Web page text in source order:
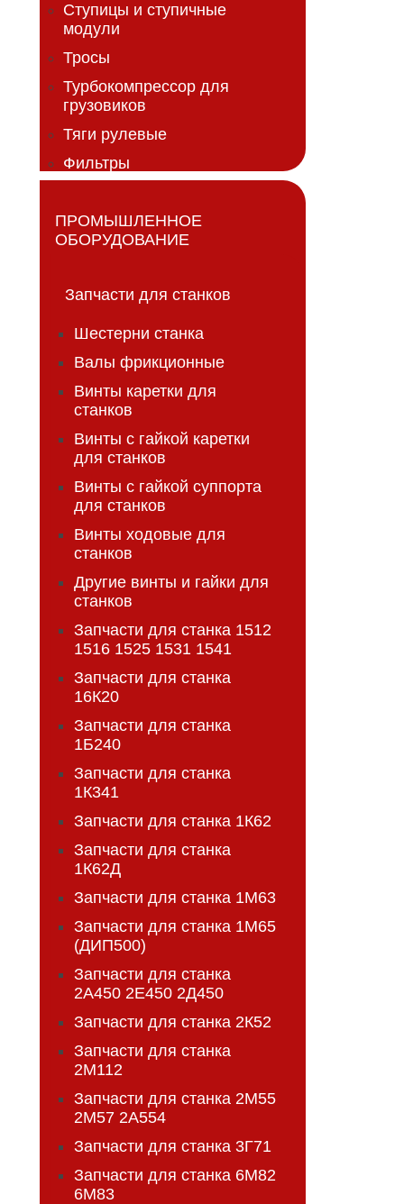
Ступицы и ступичные
модули
Тросы
Турбокомпрессор для
грузовиков
Тяги рулевые
Фильтры
ПРОМЫШЛЕННОЕ
ОБОРУДОВАНИЕ
Запчасти для станков
Шестерни станка
Валы фрикционные
Винты каретки для
станков
Винты с гайкой каретки
для станков
Винты с гайкой суппорта
для станков
Винты ходовые для
станков
Другие винты и гайки для
станков
Запчасти для станка 1512
1516 1525 1531 1541
Запчасти для станка
16К20
Запчасти для станка
1Б240
Запчасти для станка
1К341
Запчасти для станка 1К62
Запчасти для станка
1К62Д
Запчасти для станка 1М63
Запчасти для станка 1М65
(ДИП500)
Запчасти для станка
2А450 2Е450 2Д450
Запчасти для станка 2К52
Запчасти для станка
2М112
Запчасти для станка 2М55
2М57 2А554
Запчасти для станка 3Г71
Запчасти для станка 6М82
6М83